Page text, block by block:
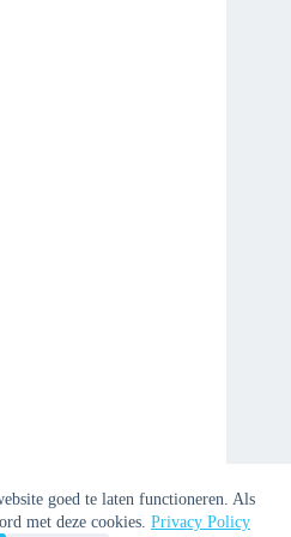
goed te laten functioneren. Als
met deze cookies. Privacy Policy